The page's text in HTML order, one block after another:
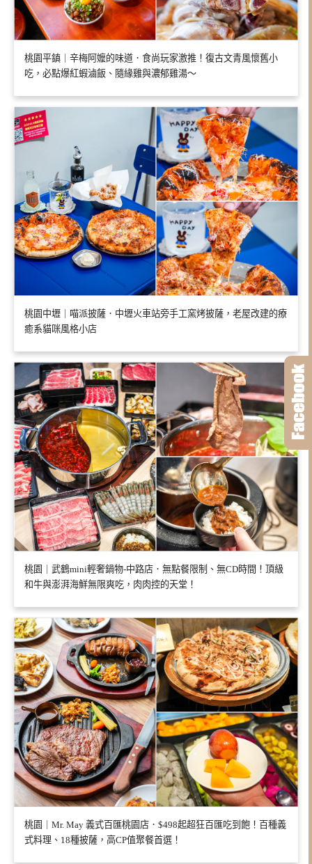
桃園平鎮｜辛梅阿嬤的味道．食尚玩家激推！復古文青風懷舊小
吃，必點爆紅蝦滷飯、隨緣雞與濃郁雞湯～
桃園中壢｜喵派披薩．中壢火車站旁手工窯烤披薩，老屋改建的療
癒系貓咪風格小店
桃園｜武鶴mini輕奢鍋物-中路店．無點餐限制、無CD時間！頂級
和牛與澎湃海鮮無限爽吃，肉肉控的天堂！
桃園｜Mr. May 義式百匯桃園店．$498起超狂百匯吃到飽！百種義
式料理、18種披薩，高CP值聚餐首選！